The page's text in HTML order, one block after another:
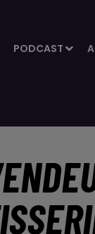
PODCAST